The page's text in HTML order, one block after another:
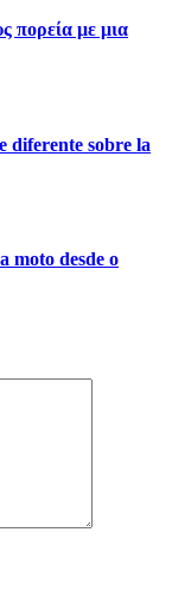
πορεία με μια
diferente sobre la
moto desde o